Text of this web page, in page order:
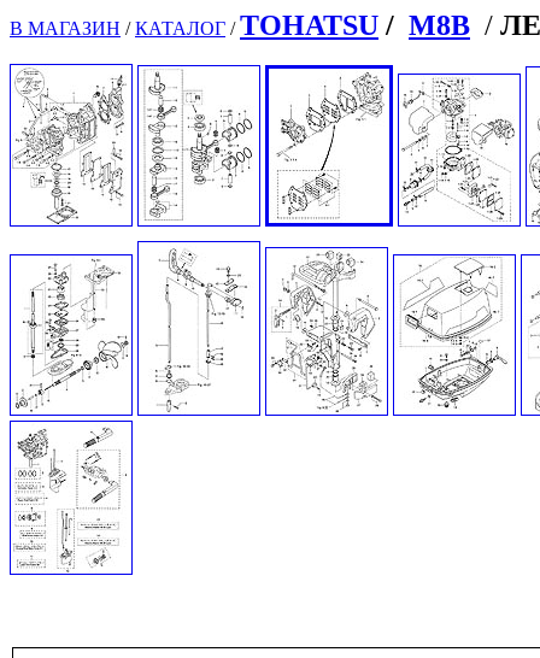
В МАГАЗИН /КАТАЛОГ /TOHATSU / M8B /